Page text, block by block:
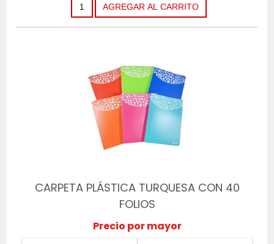
CARPETA PLÁSTICA TURQUESA CON 40
FOLIOS
Precio por mayor